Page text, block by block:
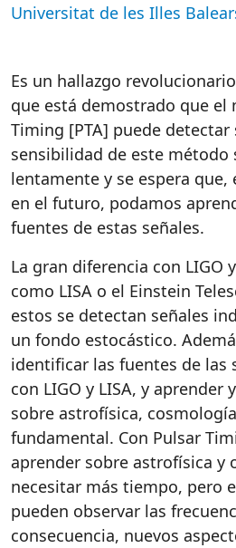
Universitat de les Illes
Es un hallazgo
que está demostrado que el
Timing [PTA] puede detectar
sensibilidad de este método
lentamente y se espera
en el futuro, podamos
fuentes de estas señales.
La gran diferencia con LIGO
como LISA o el Einstein
estos se detectan señales
un fondo estocástico.
identificar las fuentes de las
con LIGO y LISA, y aprender
sobre astrofísica,
fundamental. Con Pulsar
aprender sobre astrofísica y
necesitar más tiempo, pero
pueden observar las
consecuencia, nuevos